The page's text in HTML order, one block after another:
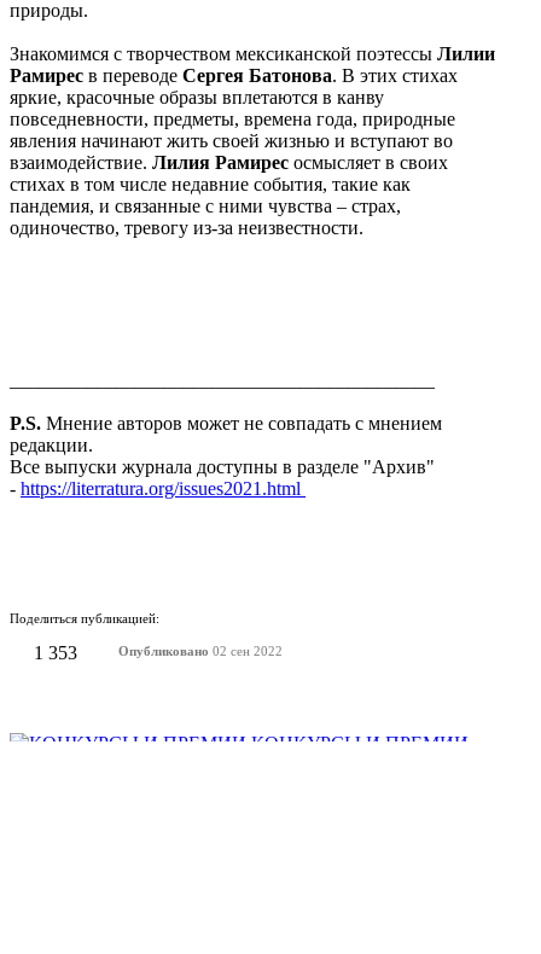
природы.
Знакомимся с творчеством мексиканской поэтессы Лилии
Рамирес в переводе Сергея Батонова. В этих стихах
яркие, красочные образы вплетаются в канву
повседневности, предметы, времена года, природные
явления начинают жить своей жизнью и вступают во
взаимодействие. Лилия Рамирес осмысляет в своих
стихах в том числе недавние события, такие как
пандемия, и связанные с ними чувства – страх,
одиночество, тревогу из-за неизвестности.
P.S. Мнение авторов может не совпадать с мнением
редакции.
Все выпуски журнала доступны в разделе "Архив"
- https://literratura.org/issues2021.html
Поделиться публикацией:
1 353 Опубликовано 02 сен 2022
КОНКУРСЫ И ПРЕМИИ